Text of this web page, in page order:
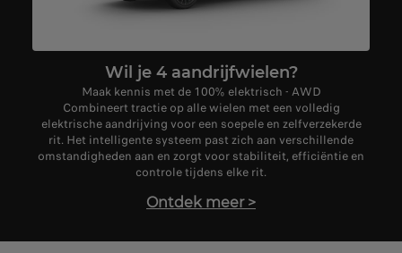
Wil je 4 aandrijfwielen?
Maak kennis met de 100% elektrisch - AWD
Combineert tractie op alle wielen met een volledig
elektrische aandrijving voor een soepele en zelfverzekerde
rit. Het intelligente systeem past zich aan verschillende
omstandigheden aan en zorgt voor stabiliteit, efficiëntie en
controle tijdens elke rit.
Ontdek meer>